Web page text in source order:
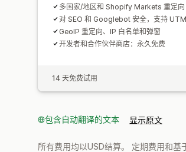
多国家/地区和 Shopify Markets 重定向
对 SEO 和 Googlebot 安全，支持
GeoIP 重定向、IP 白名单和弹窗
开发者和合作伙伴商店：永久免费
14 天免费试用
包含自动翻译的文本 显示原文
所有费用均以USD结算。 定期费用和基